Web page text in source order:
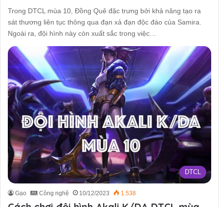
Trong DTCL mùa 10, Đồng Quê đặc trưng bởi khả năng tạo ra
sát thương liên tục thông qua đạn xả đạn độc đáo của Samira.
Ngoài ra, đội hình này còn xuất sắc trong việc…
DTCL
Gạo Công nghệ 10/12/2023 1.538